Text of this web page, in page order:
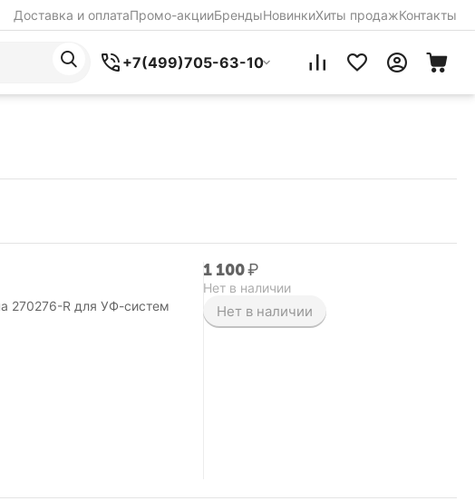
Доставка и оплатаПромо-акцииБрендыНовинкиХиты продажКонтакты
+7(499)705-63-10
270276-R для УФ-систем
1 100₽
Нет в наличии
Нет в наличии